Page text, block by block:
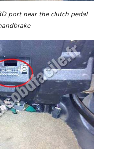
port near the clutch pedal